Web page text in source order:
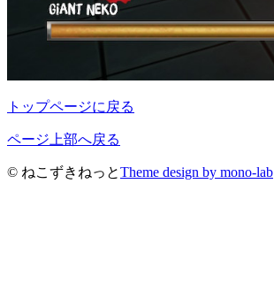
トップページに戻る
ページ上部へ戻る
© ねこずきねっとTheme design by mono-lab